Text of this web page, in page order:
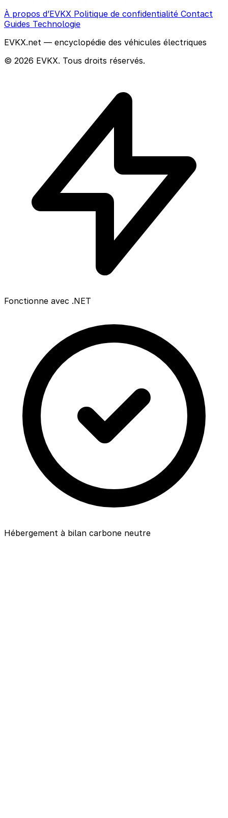
À propos d’EVKX Politique de confidentialité Contact
Guides Technologie
EVKX.net — encyclopédie des véhicules électriques
© 2026 EVKX. Tous droits réservés.
Fonctionne avec .NET
Hébergement à bilan carbone neutre